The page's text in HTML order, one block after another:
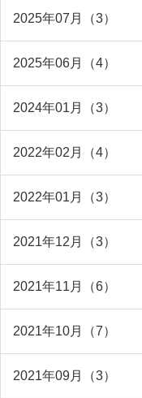
2025年07月（3）
2025年06月（4）
2024年01月（3）
2022年02月（4）
2022年01月（3）
2021年12月（3）
2021年11月（6）
2021年10月（7）
2021年09月（3）